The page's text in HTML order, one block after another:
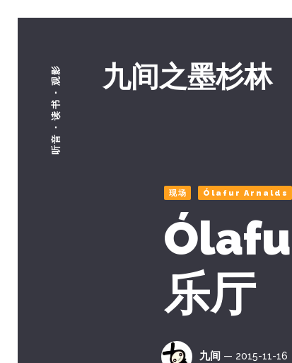
听音 · 读书 · 观影 九间之墨杉林
现场 Ólafur Arnalds
乐厅
九间 — 2015-11-16